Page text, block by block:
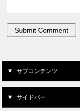
サブコンテンツ
サイドバー